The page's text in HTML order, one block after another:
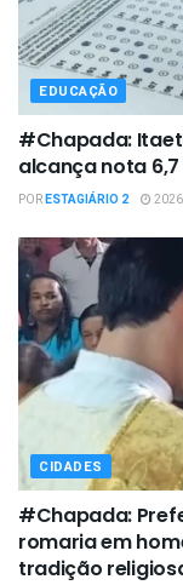
EDUCAÇÃO
#Chapada:
alcança nota
PORESTAGIÁRIO 2
CIDADES
#Chapada:
romaria em
tradição